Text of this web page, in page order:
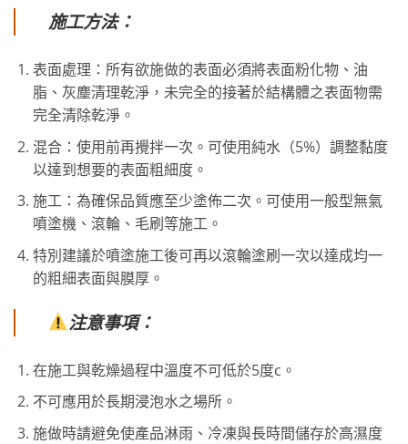
施工方法：
表面處理：所有欲施做的表面必須將表面粉化物、油
脂、灰塵清理乾淨，未完全的接著於結構體之表面物需
完全清除乾淨。
混合：使用前再攪拌一次。可使用純水（5%）調整黏度
以達到想要的表面粗細度。
施工：為確保品質應至少塗佈二次。可使用一般型無氣
噴塗機、滾輪、毛刷等施工。
特別建議於噴塗施工後可再以滾輪塗刷一次以達成均一
的粗細表面與膜厚。
注意事項：
在施工與乾燥過程中溫度不可低於5度c。
不可應用於長期浸泡水之場所。
施做時請避免使產品淋雨、冷凍與長時間儲存於高濕度